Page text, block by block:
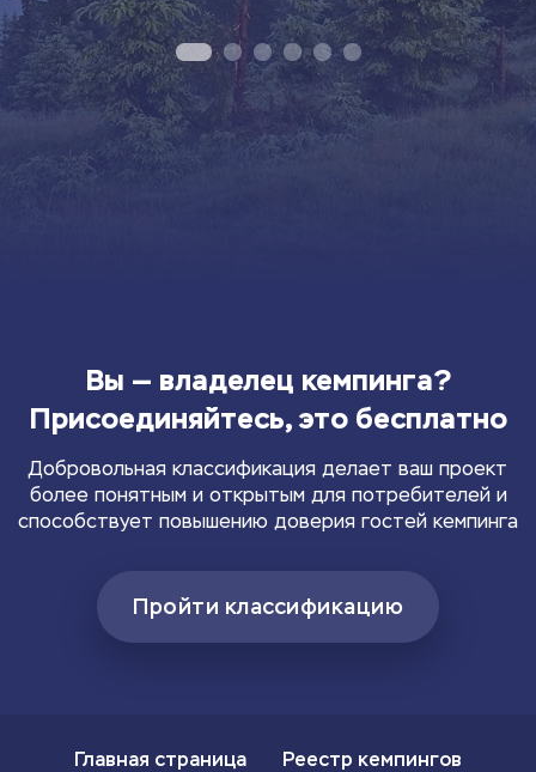
Вы — владелец кемпинга?
Присоединяйтесь, это бесплатно
Добровольная классификация делает ваш проект
более понятным и открытым для потребителей и
способствует повышению доверия гостей кемпинга
Пройти классификацию
Главная страница Реестр кемпингов